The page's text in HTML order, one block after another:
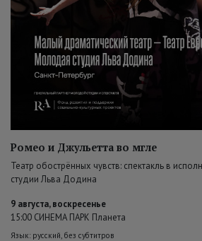
Ромео и Джульетта во мгле
Театр обострённых чувств: спектакль в
студии Льва Додина
9 августа, воскресенье
15:00 СИНЕМА ПАРК Планета
Язык: русский, без субтитров